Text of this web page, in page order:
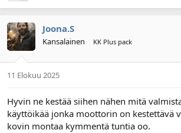
Joona.S
Kansalainen KK Plus pack
11 Elokuu 2025
Hyvin ne kestää siihen nähen mitä
käyttöikää jonka moottorin on kestettävä
kovin montaa kymmentä tuntia oo.